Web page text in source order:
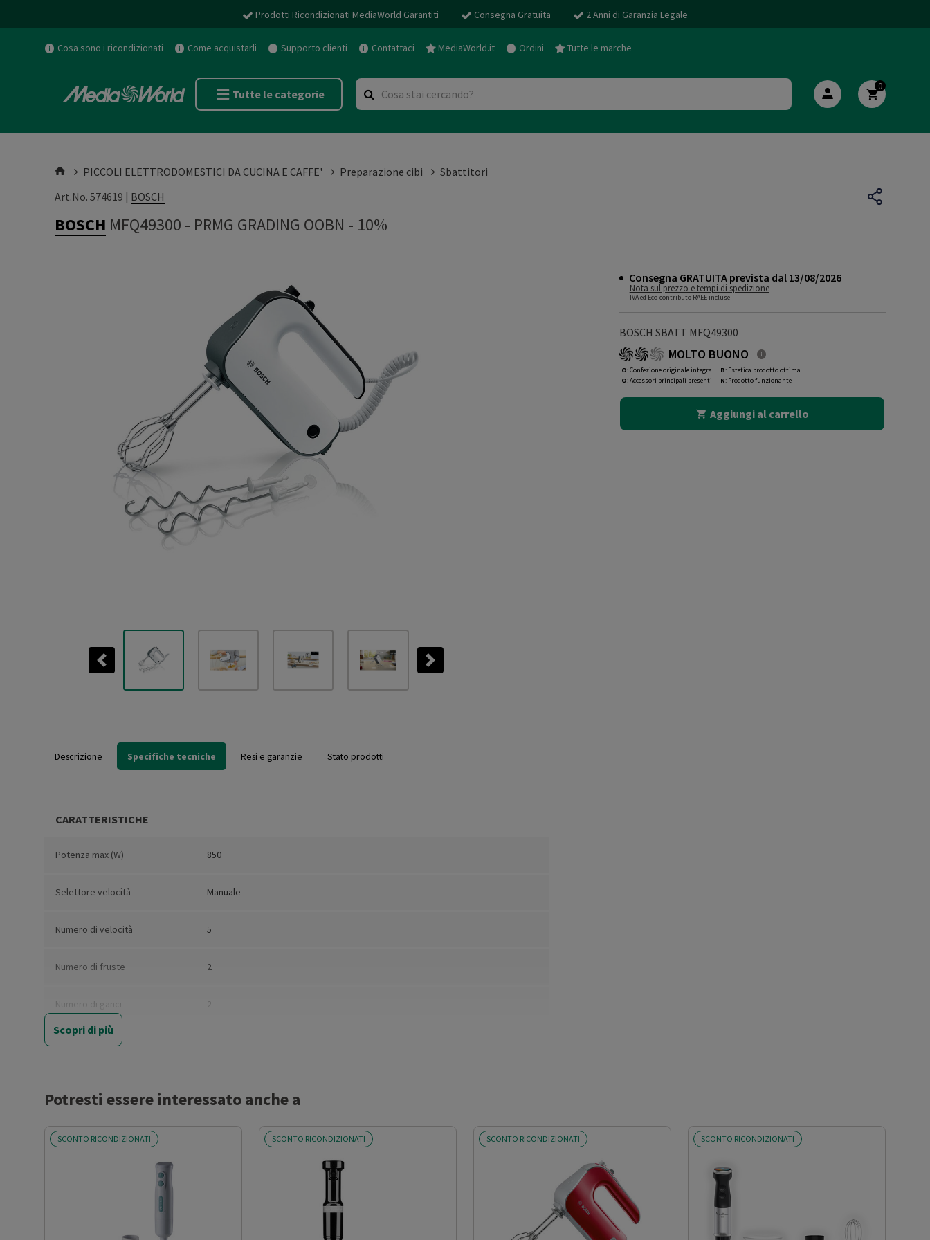
Prodotti Ricondizionati MediaWorld Garantiti Consegna Gratuita 2 Anni di Garanzia Legale
Cosa sono i ricondizionati Come acquistarli Supporto clienti Contattaci MediaWorld.it Ordini Tutte le marche
Tutte le categorie
0
PICCOLI ELETTRODOMESTICI DA CUCINA E CAFFE' Preparazione cibi
Sbattitori
Art.No. 574619 | BOSCH
BOSCH MFQ49300 - PRMG GRADING OOBN - 10%
Previous Next
Consegna GRATUITA prevista dal 13/08/2026
Nota sul prezzo e tempi di spedizione
IVA ed Eco-contributo RAEE incluse
BOSCH SBATT MFQ49300
MOLTO BUONO
O: Confezione originale integra
O: Accessori principali presenti
B: Estetica prodotto ottima
N: Prodotto funzionante
Aggiungi al carrello
Descrizione Specifiche tecniche Resi e garanzie Stato prodotti
CARATTERISTICHE
Potenza max (W) 850
Selettore velocità Manuale
Numero di velocità 5
Numero di fruste 2
Numero di ganci 2
fruste/ganci
Accessori lavabili in
lavastoviglie
Sì
Scopri di più
Potresti essere interessato anche a
SCONTO RICONDIZIONATI SCONTO RICONDIZIONATI SCONTO RICONDIZIONATI SCONTO RICONDIZIONATI